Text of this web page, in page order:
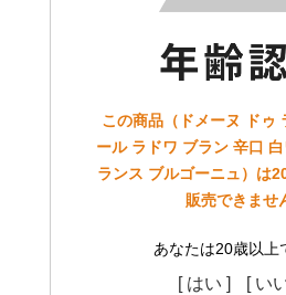
この商品（ドメーヌ ドゥ
ール ラドワ ブラン 辛口
ランス ブルゴーニュ）は
販売できませ
あなたは20歳以上
[ はい ] [ い